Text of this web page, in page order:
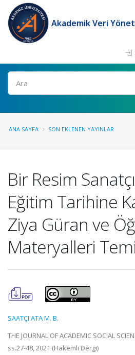
Akademik Veri
Ara
ANA SAYFA SON EKLENEN YAYINLAR
Bir Resim
Eğitim Tarihine
Ziya Güran ve
Materyalleri
SAATÇI ATA M. B.
THE JOURNAL OF ACADEMIC SOCIAL
ss.27-48, 2021 (Hakemli Dergi)